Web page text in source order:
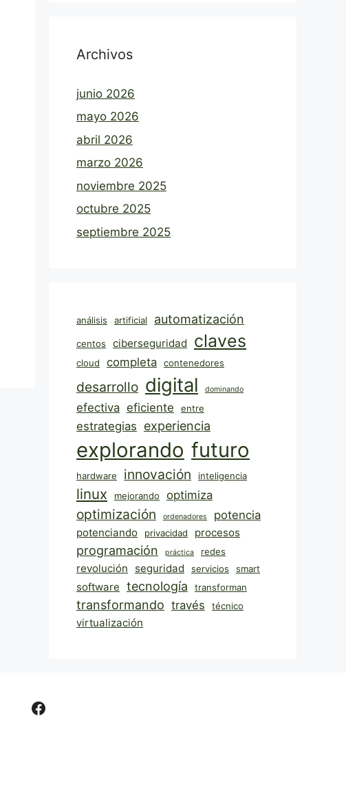
Archivos
junio 2026
mayo 2026
abril 2026
marzo 2026
noviembre 2025
octubre 2025
septiembre 2025
análisis artificial automatización
centos ciberseguridad claves
cloud completa contenedores
desarrollo digital dominando
efectiva eficiente entre
estrategias experiencia
explorando futuro
hardware innovación inteligencia
linux mejorando optimiza
optimización ordenadores potencia
potenciando privacidad procesos
programación práctica redes
revolución seguridad servicios smart
software tecnología transforman
transformando través técnico
virtualización
Facebook